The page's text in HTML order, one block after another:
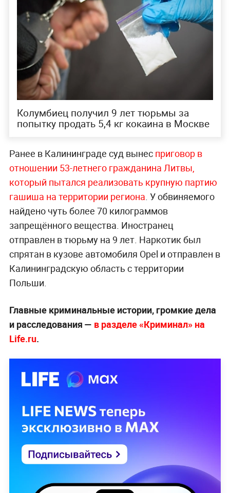
Колумбиец получил 9 лет тюрьмы за
попытку продать 5,4 кг кокаина в Москве
Ранее в Калининграде суд вынес приговор в
отношении 53-летнего гражданина Литвы,
который пытался реализовать крупную партию
гашиша на территории региона. У обвиняемого
найдено чуть более 70 килограммов
запрещённого вещества. Иностранец
отправлен в тюрьму на 9 лет. Наркотик был
спрятан в кузове автомобиля Opel и отправлен в
Калининградскую область с территории
Польши.
Главные криминальные истории, громкие дела
и расследования — в разделе «Криминал» на
Life.ru.